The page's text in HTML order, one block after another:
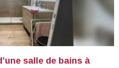
salle de bains à